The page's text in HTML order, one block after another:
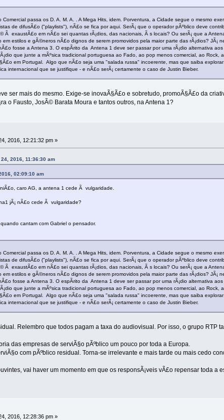
Comercial passa os D. A. M. A. . A Mega Hits, idem. Porventura, a Cidade segue o mesmo
de difusÃ£o ("playlists"), nÃ£o se fica por aqui. SerÃ¡ que o operador pÃºblico deve
Ã exaustÃ£o em nÃ£o sei quantas rÃ¡dios, das nacionais, Ã s locais? Ou serÃ¡ que a
em estilos e gÃ©neros nÃ£o dignos de serem promovidos pela maior parte das rÃ¡dios? JÃ¡
fosse a Antena 3. O espÃ­rito da Antena 1 deve ser passar por uma rÃ¡dio alternativa
que junte a mÃºsica tradicional portuguesa ao Fado, ao pop menos comercial, ao
em Portugal. Algo que nÃ£o seja uma "salada russa" incoerente, mas que saiba
internacional que se justifique - e nÃ£o serÃ¡ certamente o caso de Justin Bieber.
ser mais do mesmo. Exige-se inovaÃ§Ã£o e sobretudo, promoÃ§Ã£o da
o Fausto, JosÃ© Barata Moura e tantos outros, na Antena 1?
2016, 12:21:32 pm »
2016, 11:36:30 am
02:09:10 am
caro AG, a antena 1 cede Ã vulgaridade.
jÃ¡ nÃ£o cede Ã vulgaridade?
cantam com Gabriel o pensador.
Comercial passa os D. A. M. A. . A Mega Hits, idem. Porventura, a Cidade segue o mesmo
de difusÃ£o ("playlists"), nÃ£o se fica por aqui. SerÃ¡ que o operador pÃºblico deve
Ã exaustÃ£o em nÃ£o sei quantas rÃ¡dios, das nacionais, Ã s locais? Ou serÃ¡ que a
em estilos e gÃ©neros nÃ£o dignos de serem promovidos pela maior parte das rÃ¡dios? JÃ¡
fosse a Antena 3. O espÃ­rito da Antena 1 deve ser passar por uma rÃ¡dio alternativa
que junte a mÃºsica tradicional portuguesa ao Fado, ao pop menos comercial, ao
em Portugal. Algo que nÃ£o seja uma "salada russa" incoerente, mas que saiba
internacional que se justifique - e nÃ£o serÃ¡ certamente o caso de Justin Bieber.
Relembro que todos pagam a taxa do audiovisual. Por isso, o grupo RTP
das empresas de serviÃ§o pÃºblico um pouco por toda a Europa.
com pÃºblico residual. Torna-se irrelevante e mais tarde ou mais cedo
vai haver um momento em que os responsÃ¡veis vÃ£o repensar toda a
2016, 12:28:36 pm »